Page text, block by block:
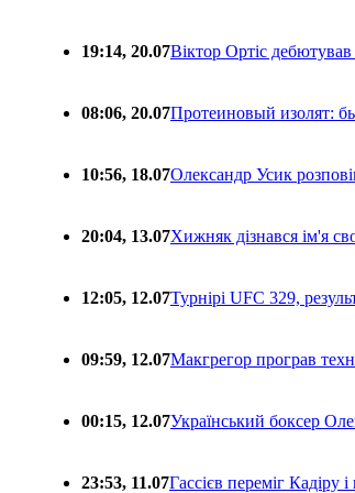
19:14, 20.07Віктор Ортіс
08:06, 20.07Протеиновый изолят:
10:56, 18.07Олександр Усик
20:04, 13.07Хижняк дізнався ім'я
12:05, 12.07Турнірі UFC 329,
09:59, 12.07Макгрегор програв
00:15, 12.07Український боксер
23:53, 11.07Гассієв переміг Кадіру